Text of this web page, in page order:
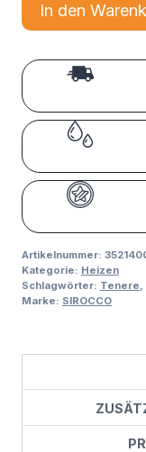
In den
Artikelnummer:
Kategorie: Heizen
Schlagwörter: Tenere,
Marke: SIROCCO